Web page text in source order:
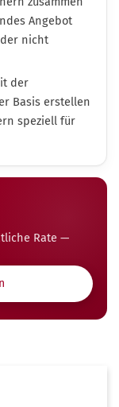
Angebot
nicht
der
Basis erstellen
speziell für
Rate —